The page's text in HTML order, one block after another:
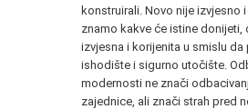
konstruirali. Novo nije izvjesno
znamo kakve će istine
izvjesna i korijenita u smislu da
ishodište i sigurno utočište.
modernosti ne znači
zajednice, ali znači strah pred